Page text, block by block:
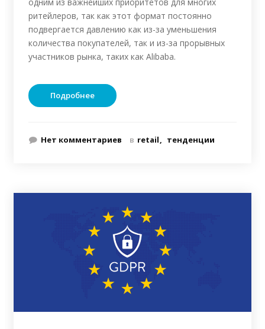
ритейлеров, так как этот формат постоянно
подвергается давлению как из-за уменьшения
количества покупателей, так и из-за прорывных
участников рынка, таких как Alibaba.
Подробнее
Нет комментариев в retail тенденции